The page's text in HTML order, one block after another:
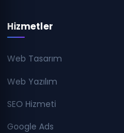
Hizmetler
Web Tasarım
Web Yazılım
SEO Hizmeti
Google Ads